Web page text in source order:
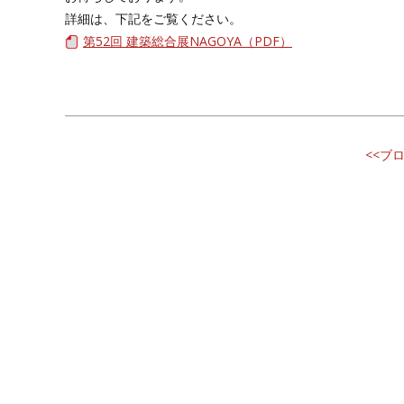
詳細は、下記をご覧ください。
第52回 建築総合展NAGOYA（PDF）
<<ブ